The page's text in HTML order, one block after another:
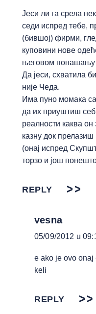
Јеси ли га срела
седи испред тебе,
(бившој) фирми,
куповини нове
његовом понашању
Да јеси, схватила
није Чеда.
Има пуно момака
да их приуштиш
реалности каква он
казну док
(онај испред
торзо и још
REPLY
vesna
05/09/2012 u
e ako je ovo
keli
REPLY